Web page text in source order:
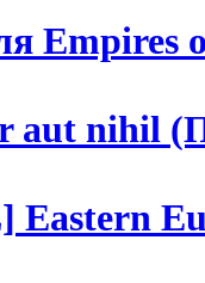
Empires
aut nihil
Eastern